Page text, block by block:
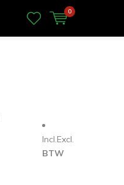
0
Incl.Excl.
BTW